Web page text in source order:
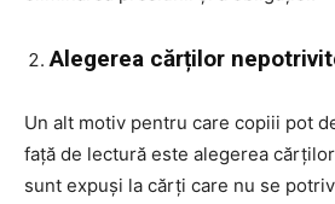
Alegerea cărților
Un alt motiv pentru care copiii pot
față de lectură este alegerea
sunt expuși la cărți care nu se